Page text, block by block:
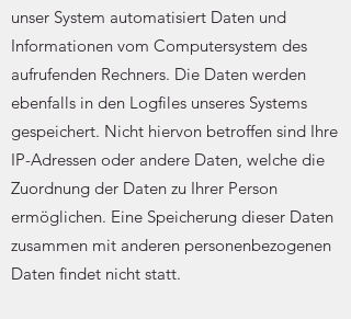
unser System automatisiert Daten und
Informationen vom Computersystem des
aufrufenden Rechners. Die Daten werden
ebenfalls in den Logfiles unseres Systems
gespeichert. Nicht hiervon betroffen sind Ihre
IP-Adressen oder andere Daten, welche die
Zuordnung der Daten zu Ihrer Person
ermöglichen. Eine Speicherung dieser Daten
zusammen mit anderen personenbezogenen
Daten findet nicht statt.